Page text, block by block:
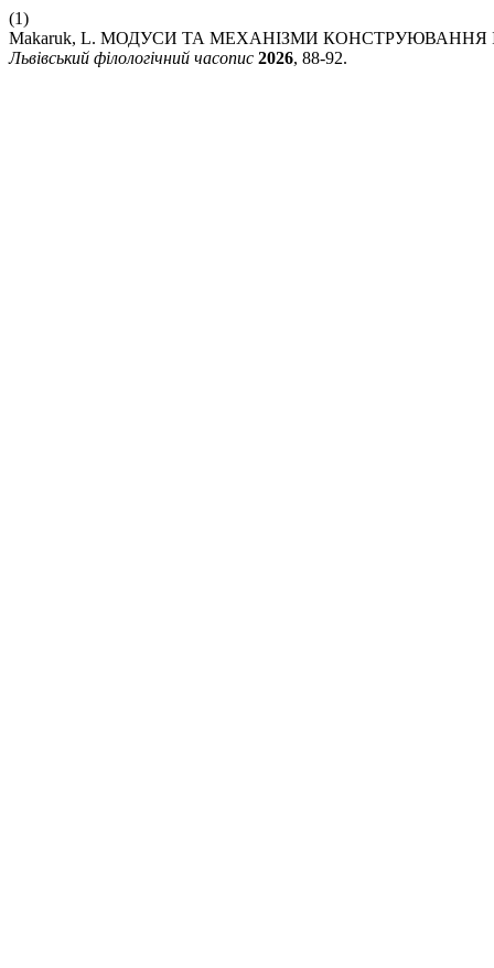
(1)
Makaruk, L. МОДУСИ ТА МЕХАНІЗМИ
Львівський філологічний часопис 2026, 88-92.